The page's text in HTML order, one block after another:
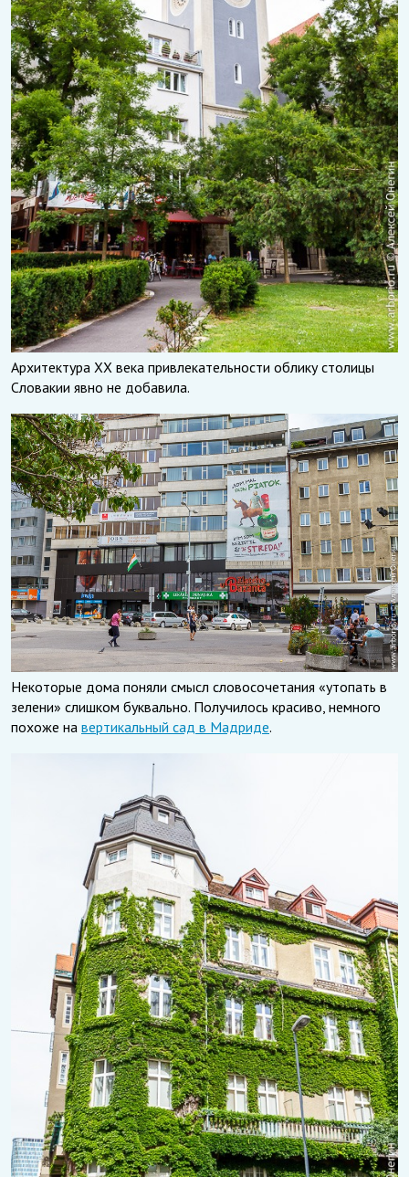
Архитектура XX века привлекательности облику столицы
Словакии явно не добавила.
Некоторые дома поняли смысл словосочетания «утопать в
зелени» слишком буквально. Получилось красиво, немного
похоже на вертикальный сад в Мадриде.